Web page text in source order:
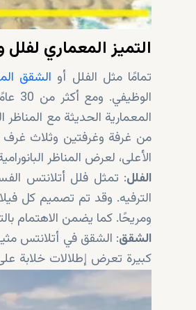
التميز المعماري
تمامًا مثل الفلل أو الشقق
المعمارية الحديثة مع
من غرفة وغرفتين وثلاث غرف
الأعلى، لعرض المناظر
الفلل
الترفيه. وقد تم تصميم كل
ومريحًا. كما يضمن الاهتمام
الشقق: الشقق في أتلانتس
كبيرة تعرض إطلالات خلابة
تدفق سلس بين المعيشة
بالوصول إلى وسائل الراحة